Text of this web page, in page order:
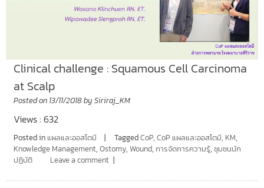
Clinical challenge : Squamous Cell Carcinoma
at Scalp
Posted on 13/11/2018by Siriraj_KM
Views : 632
Posted in แผลและออสโตมี TaggedCoP, CoP แผลและออสโตมี, KM,
Knowledge Management, Ostomy, Wound, การจัดการความรู้, ชุมชนนัก
ปฏิบัติ
Leave a comment